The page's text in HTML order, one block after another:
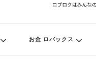
お金 ロバックス